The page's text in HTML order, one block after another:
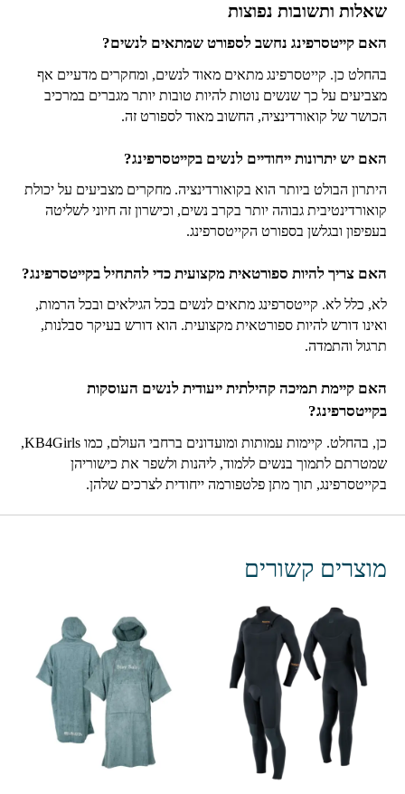
שאלות ותשובות נפוצות
האם קייטסרפינג נחשב לספורט שמתאים לנשים?
בהחלט כן. קייטסרפינג מתאים מאוד לנשים, ומחקרים מדעיים אף
מצביעים על כך שנשים נוטות להיות טובות יותר מגברים במרכיב
הכושר של קואורדינציה, החשוב מאוד לספורט זה.
האם יש יתרונות ייחודיים לנשים בקייטסרפינג?
היתרון הבולט ביותר הוא בקואורדינציה. מחקרים מצביעים על יכולת
קואורדינטיבית גבוהה יותר בקרב נשים, וכישרון זה חיוני לשליטה
בעפיפון ובגלשן בספורט הקייטסרפינג.
האם צריך להיות ספורטאית מקצועית כדי להתחיל בקייטסרפינג?
לא, כלל לא. קייטסרפינג מתאים לנשים בכל הגילאים ובכל הרמות,
ואינו דורש להיות ספורטאית מקצועית. הוא דורש בעיקר סבלנות,
תרגול והתמדה.
האם קיימת תמיכה קהילתית ייעודית לנשים העוסקות
בקייטסרפינג?
כן, בהחלט. קיימות עמותות ומועדונים ברחבי העולם, כמו KB4Girls,
שמטרתם לתמוך בנשים ללמוד, ליהנות ולשפר את כישוריהן
בקייטסרפינג, תוך מתן פלטפורמה ייחודית לצרכים שלהן.
מוצרים קשורים